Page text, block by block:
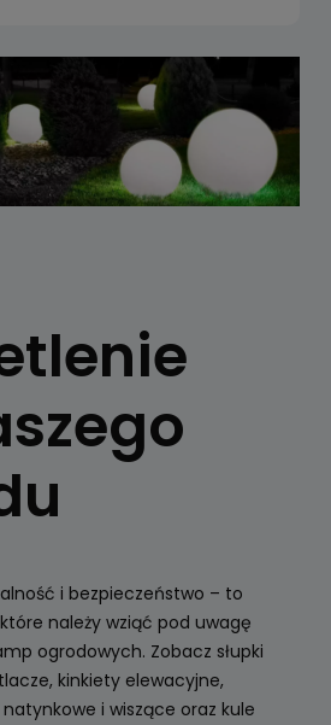
Kule, latarnie
girlandy
i bezpieczeństwo – to
należy wziąć pod uwagę
ogrodowych. Zobacz słupki
kinkiety elewacyjne,
i wiszące oraz kule